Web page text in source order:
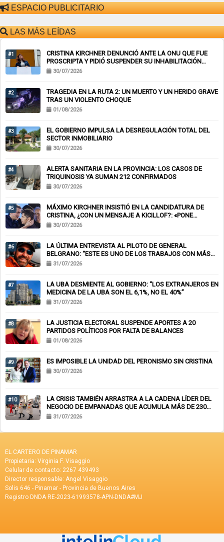
ESPACIO PUBLICITARIO
LAS MÁS LEÍDAS
#1
CRISTINA KIRCHNER DENUNCIÓ ANTE LA ONU QUE FUE
PROSCRIPTA Y PIDIÓ SUSPENDER SU INHABILITACIÓN
PERPETUA
30/07/2026
#2
TRAGEDIA EN LA RUTA 2: UN MUERTO Y UN HERIDO GRAVE
TRAS UN VIOLENTO CHOQUE
01/08/2026
#3
EL GOBIERNO IMPULSA LA DESREGULACIÓN TOTAL DEL
SECTOR INMOBILIARIO
30/07/2026
#4
ALERTA SANITARIA EN LA PROVINCIA: LOS CASOS DE
TRIQUINOSIS YA SUMAN 212 CONFIRMADOS
30/07/2026
#5
MÁXIMO KIRCHNER INSISTIÓ EN LA CANDIDATURA DE
CRISTINA, ¿CON UN MENSAJE A KICILLOF?: «PONE
NERVIOSOS A MUCHOS»
30/07/2026
#6
LA ÚLTIMA ENTREVISTA AL PILOTO DE GENERAL
BELGRANO: “ESTE ES UNO DE LOS TRABAJOS CON MÁS
RIESGO”
31/07/2026
#7
LA UBA DESMIENTE AL GOBIERNO: “LOS EXTRANJEROS EN
MEDICINA DE LA UBA SON EL 6,1%, NO EL 40%”
31/07/2026
#8
LA JUSTICIA ELECTORAL SUSPENDE APORTES A 20
PARTIDOS POLÍTICOS POR FALTA DE BALANCES
01/08/2026
#9 ES IMPOSIBLE LA UNIDAD DEL PERONISMO SIN CRISTINA
30/07/2026
#10
LA CRISIS TAMBIÉN ARRASTRA A LA CADENA LÍDER DEL
NEGOCIO DE EMPANADAS QUE ACUMULA MÁS DE 230
CHEQUES RECHAZADOS Y PONE EN RIESGO CIENTOS DE
31/07/2026
EL CARTERO DE PINAMAR
Propietaria: Virginia F. Visaggio
Celular de contacto: 2267 439493
Director responsable: Angel Visaggio
Solis 646 - Pinamar - Provincia de Buenos Aires
Registro DNDA RE-2023-61993578-APN-DNDA#MJ